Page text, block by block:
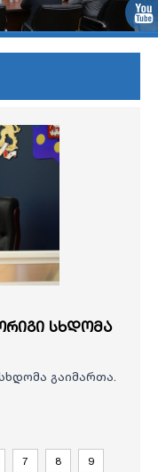
სხდომა
გაიმართა.
7 8 9